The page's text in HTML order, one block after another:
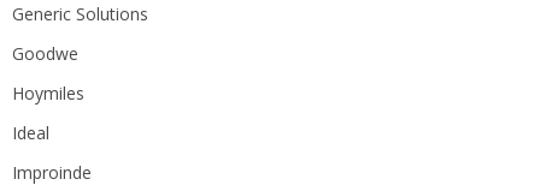
Generic Solutions
Goodwe
Hoymiles
Ideal
Improinde